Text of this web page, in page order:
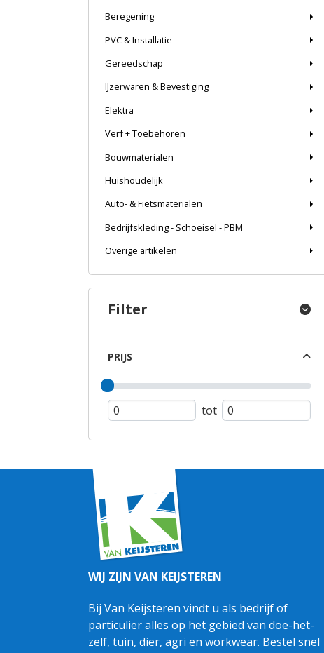
Beregening
PVC & Installatie
Gereedschap
IJzerwaren & Bevestiging
Elektra
Verf + Toebehoren
Bouwmaterialen
Huishoudelijk
Auto- & Fietsmaterialen
Bedrijfskleding - Schoeisel - PBM
Overige artikelen
Filter
PRIJS
tot
WIJ ZIJN VAN KEIJSTEREN
Bij Van Keijsteren vindt u als bedrijf of
particulier alles op het gebied van doe-het-
zelf, tuin, dier, agri en workwear. Bestel snel